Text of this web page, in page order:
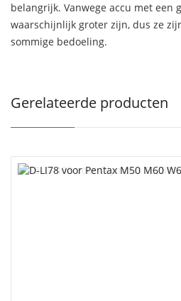
belangrijk. Vanwege accu met een
waarschijnlijk groter zijn, dus ze
sommige bedoeling.
Gerelateerde producten